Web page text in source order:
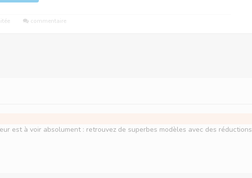
commentaire
est à voir absolument : retrouvez de superbes modèles avec des réductions